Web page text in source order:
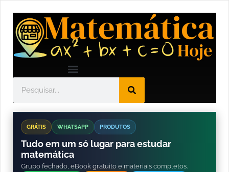
GRÁTIS WHATSAPP PRODUTOS
Tudo em um só lugar para estudar
matemática
Grupo fechado, eBook gratuito e materiais completos.